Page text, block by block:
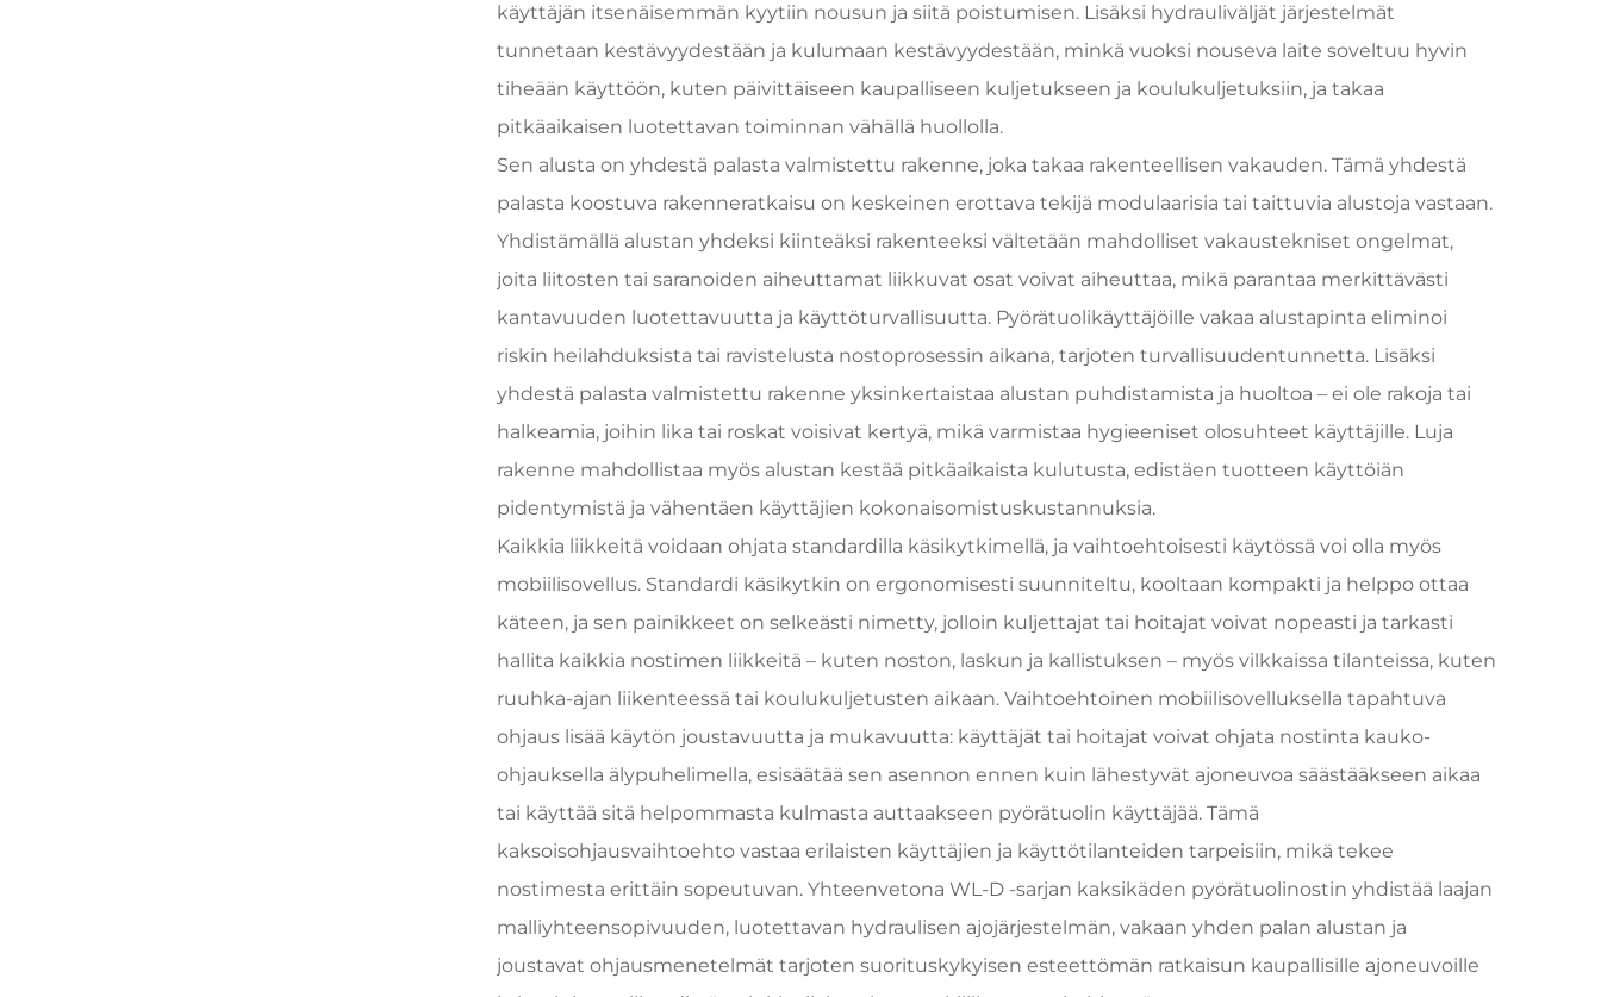
käyttäjän itsenäisemmän kyytiin nousun ja siitä poistumisen. Lisäksi hydrauliväljät järjestelmät
tunnetaan kestävyydestään ja kulumaan kestävyydestään, minkä vuoksi nouseva laite soveltuu hyvin
tiheään käyttöön, kuten päivittäiseen kaupalliseen kuljetukseen ja koulukuljetuksiin, ja takaa
pitkäaikaisen luotettavan toiminnan vähällä huollolla.
Sen alusta on yhdestä palasta valmistettu rakenne, joka takaa rakenteellisen vakauden. Tämä yhdestä
palasta koostuva rakenneratkaisu on keskeinen erottava tekijä modulaarisia tai taittuvia alustoja vastaan.
Yhdistämällä alustan yhdeksi kiinteäksi rakenteeksi vältetään mahdolliset vakaustekniset ongelmat,
joita liitosten tai saranoiden aiheuttamat liikkuvat osat voivat aiheuttaa, mikä parantaa merkittävästi
kantavuuden luotettavuutta ja käyttöturvallisuutta. Pyörätuolikäyttäjöille vakaa alustapinta eliminoi
riskin heilahduksista tai ravistelusta nostoprosessin aikana, tarjoten turvallisuudentunnetta. Lisäksi
yhdestä palasta valmistettu rakenne yksinkertaistaa alustan puhdistamista ja huoltoa – ei ole rakoja tai
halkeamia, joihin lika tai roskat voisivat kertyä, mikä varmistaa hygieeniset olosuhteet käyttäjille. Luja
rakenne mahdollistaa myös alustan kestää pitkäaikaista kulutusta, edistäen tuotteen käyttöiän
pidentymistä ja vähentäen käyttäjien kokonaisomistuskustannuksia.
Kaikkia liikkeitä voidaan ohjata standardilla käsikytkimellä, ja vaihtoehtoisesti käytössä voi olla myös
mobiilisovellus. Standardi käsikytkin on ergonomisesti suunniteltu, kooltaan kompakti ja helppo ottaa
käteen, ja sen painikkeet on selkeästi nimetty, jolloin kuljettajat tai hoitajat voivat nopeasti ja tarkasti
hallita kaikkia nostimen liikkeitä – kuten noston, laskun ja kallistuksen – myös vilkkaissa tilanteissa, kuten
ruuhka-ajan liikenteessä tai koulukuljetusten aikaan. Vaihtoehtoinen mobiilisovelluksella tapahtuva
ohjaus lisää käytön joustavuutta ja mukavuutta: käyttäjät tai hoitajat voivat ohjata nostinta kauko-
ohjauksella älypuhelimella, esisäätää sen asennon ennen kuin lähestyvät ajoneuvoa säästääkseen aikaa
tai käyttää sitä helpommasta kulmasta auttaakseen pyörätuolin käyttäjää. Tämä
kaksoisohjausvaihtoehto vastaa erilaisten käyttäjien ja käyttötilanteiden tarpeisiin, mikä tekee
nostimesta erittäin sopeutuvan. Yhteenvetona WL-D -sarjan kaksikäden pyörätuolinostin yhdistää laajan
malliyhteensopivuuden, luotettavan hydraulisen ajojärjestelmän, vakaan yhden palan alustan ja
joustavat ohjausmenetelmät tarjoten suorituskykyisen esteettömän ratkaisun kaupallisille ajoneuvoille